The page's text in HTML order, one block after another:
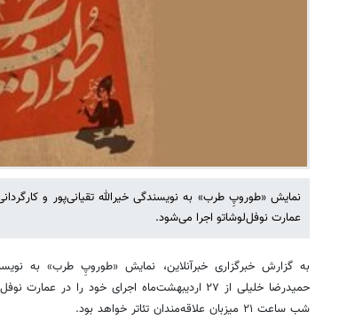
عمارت نوفل‌لوشاتو اجرا می‌شود.
به گزارش خبرگزاری خبرآنلاین، نمایش «طوروپِ طرب» به
شب ساعت ۲۱ میزبان علاقه‌مندان تئاتر خواهد بود.